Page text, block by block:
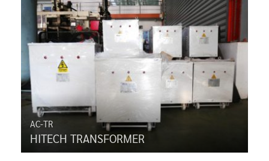
AC-TR
HITECH TRANSFORMER